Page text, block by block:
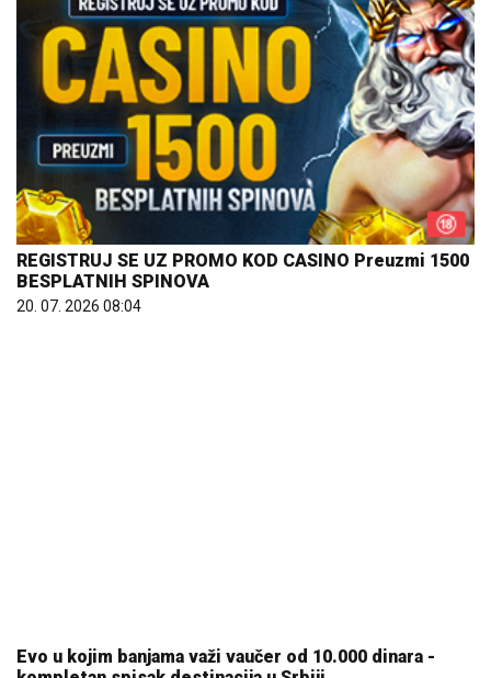
REGISTRUJ SE UZ PROMO KOD CASINO Preuzmi 1500
BESPLATNIH SPINOVA
20. 07. 2026 08:04